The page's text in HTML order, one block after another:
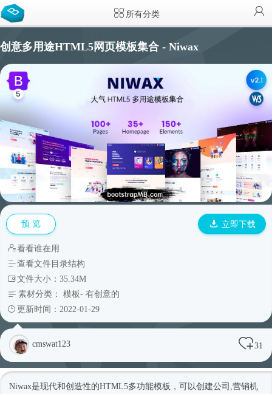
所有分类
创意多用途HTML5网页模板集合 - Niwax
预 览 立即下载
看看谁在用
查看文件目录结构
文件大小：35.34M
素材分类： 模板- 有创意的
更新时间：2022-01-29
cmswat123 31
Niwax是现代和创造性的HTML5多功能模板，可以创建公司,营销机